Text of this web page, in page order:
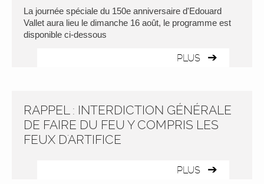
La journée spéciale du 150e anniversaire d'Edouard
Vallet aura lieu le dimanche 16 août, le programme est
disponible ci-dessous
PLUS
RAPPEL : INTERDICTION GÉNÉRALE
DE FAIRE DU FEU Y COMPRIS LES
FEUX D'ARTIFICE
PLUS